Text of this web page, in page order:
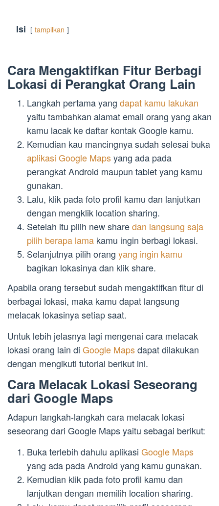
Isi tampilkan
Cara Mengaktifkan Fitur Berbagi
Lokasi di Perangkat Orang Lain
Langkah pertama yang dapat kamu lakukan
yaitu tambahkan alamat email orang yang akan
kamu lacak ke daftar kontak Google kamu.
Kemudian kau mancingnya sudah selesai buka
aplikasi Google Mapsyang ada pada
perangkat Android maupun tablet yang kamu
gunakan.
Lalu, klik pada foto profil kamu dan lanjutkan
dengan mengklik location sharing.
Setelah itu pilih new sharedan langsung saja
pilih berapa lama kamu ingin berbagi lokasi.
Selanjutnya pilih orang yang ingin kamu
bagikan lokasinya dan klik share.
Apabila orang tersebut sudah mengaktifkan fitur di
berbagai lokasi, maka kamu dapat langsung
melacak lokasinya setiap saat.
Untuk lebih jelasnya lagi mengenai cara melacak
lokasi orang lain di Google Mapsdapat dilakukan
dengan mengikuti tutorial berikut ini.
Cara Melacak Lokasi Seseorang
dari Google Maps
Adapun langkah-langkah cara melacak lokasi
seseorang dari Google Maps yaitu sebagai berikut:
Buka terlebih dahulu aplikasi Google Maps
yang ada pada Android yang kamu gunakan.
Kemudian klik pada foto profil kamu dan
lanjutkan dengan memilih location sharing.